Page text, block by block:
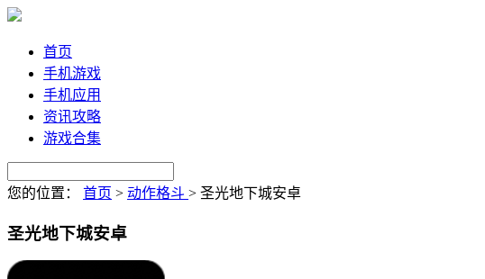
首页
手机游戏
手机应用
资讯攻略
游戏合集
您的位置： 首页 > 动作格斗 > 圣光地下城安卓
圣光地下城安卓